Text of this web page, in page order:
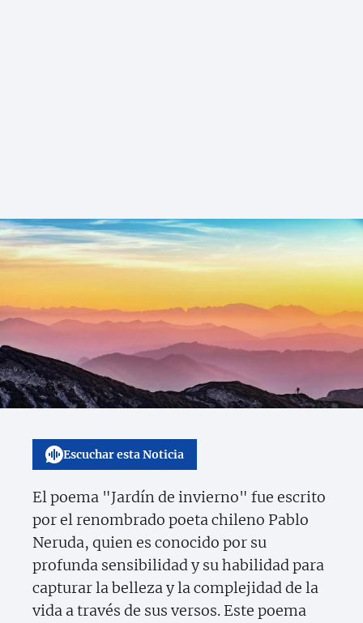
Escuchar esta Noticia
El poema "Jardín de invierno" fue escrito
por el renombrado poeta chileno Pablo
Neruda, quien es conocido por su
profunda sensibilidad y su habilidad para
capturar la belleza y la complejidad de la
vida a través de sus versos. Este poema